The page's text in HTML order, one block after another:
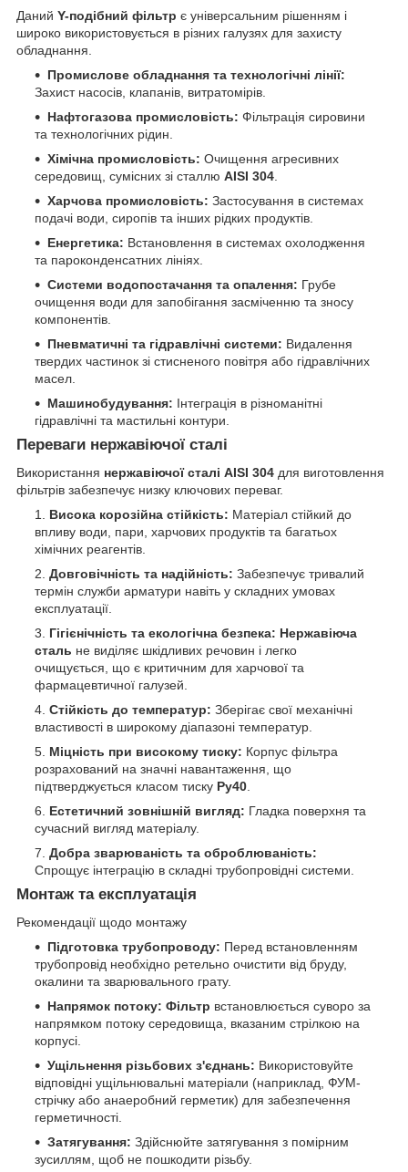
Даний Y-подібний фільтр є універсальним рішенням і
широко використовується в різних галузях для захисту
обладнання.
Промислове обладнання та технологічні лінії:
Захист насосів, клапанів, витратомірів.
Нафтогазова промисловість: Фільтрація сировини
та технологічних рідин.
Хімічна промисловість: Очищення агресивних
середовищ, сумісних зі сталлю AISI 304.
Харчова промисловість: Застосування в системах
подачі води, сиропів та інших рідких продуктів.
Енергетика: Встановлення в системах охолодження
та пароконденсатних лініях.
Системи водопостачання та опалення: Грубе
очищення води для запобігання засміченню та зносу
компонентів.
Пневматичні та гідравлічні системи: Видалення
твердих частинок зі стисненого повітря або гідравлічних
масел.
Машинобудування: Інтеграція в різноманітні
гідравлічні та мастильні контури.
Переваги нержавіючої сталі
Використання нержавіючої сталі AISI 304 для виготовлення
фільтрів забезпечує низку ключових переваг.
Висока корозійна стійкість: Матеріал стійкий до
впливу води, пари, харчових продуктів та багатьох
хімічних реагентів.
Довговічність та надійність: Забезпечує тривалий
термін служби арматури навіть у складних умовах
експлуатації.
Гігієнічність та екологічна безпека: Нержавіюча
сталь не виділяє шкідливих речовин і легко
очищується, що є критичним для харчової та
фармацевтичної галузей.
Стійкість до температур: Зберігає свої механічні
властивості в широкому діапазоні температур.
Міцність при високому тиску: Корпус фільтра
розрахований на значні навантаження, що
підтверджується класом тиску Ру40
Естетичний зовнішній вигляд: Гладка поверхня та
сучасний вигляд матеріалу.
Добра зварюваність та оброблюваність:
Спрощує інтеграцію в складні трубопровідні системи.
Монтаж та експлуатація
Рекомендації щодо монтажу
Підготовка трубопроводу: Перед встановленням
трубопровід необхідно ретельно очистити від бруду,
окалини та зварювального грату.
Напрямок потоку: Фільтр встановлюється суворо за
напрямком потоку середовища, вказаним стрілкою на
корпусі.
Ущільнення різьбових з'єднань: Використовуйте
відповідні ущільнювальні матеріали (наприклад, ФУМ-
стрічку або анаеробний герметик) для забезпечення
герметичності.
Затягування: Здійснюйте затягування з помірним
зусиллям, щоб не пошкодити різьбу.